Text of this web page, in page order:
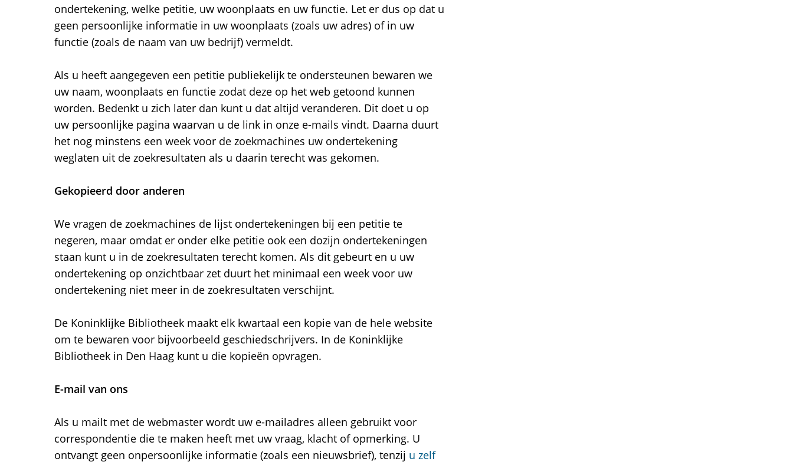
ondertekening, welke petitie, uw woonplaats en uw functie. Let er dus op dat u
geen persoonlijke informatie in uw woonplaats (zoals uw adres) of in uw
functie (zoals de naam van uw bedrijf) vermeldt.
Als u heeft aangegeven een petitie publiekelijk te ondersteunen bewaren we
uw naam, woonplaats en functie zodat deze op het web getoond kunnen
worden. Bedenkt u zich later dan kunt u dat altijd veranderen. Dit doet u op
uw persoonlijke pagina waarvan u de link in onze e-mails vindt. Daarna duurt
het nog minstens een week voor de zoekmachines uw ondertekening
weglaten uit de zoekresultaten als u daarin terecht was gekomen.
Gekopieerd door anderen
We vragen de zoekmachines de lijst ondertekeningen bij een petitie te
negeren, maar omdat er onder elke petitie ook een dozijn ondertekeningen
staan kunt u in de zoekresultaten terecht komen. Als dit gebeurt en u uw
ondertekening op onzichtbaar zet duurt het minimaal een week voor uw
ondertekening niet meer in de zoekresultaten verschijnt.
De Koninklijke Bibliotheek maakt elk kwartaal een kopie van de hele website
om te bewaren voor bijvoorbeeld geschiedschrijvers. In de Koninklijke
Bibliotheek in Den Haag kunt u die kopieën opvragen.
E-mail van ons
Als u mailt met de webmaster wordt uw e-mailadres alleen gebruikt voor
correspondentie die te maken heeft met uw vraag, klacht of opmerking. U
ontvangt geen onpersoonlijke informatie (zoals een nieuwsbrief), tenzij u zelf